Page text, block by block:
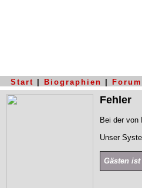
Start Biographien Forum
Fehler
Bei der von
Unser
Gästen